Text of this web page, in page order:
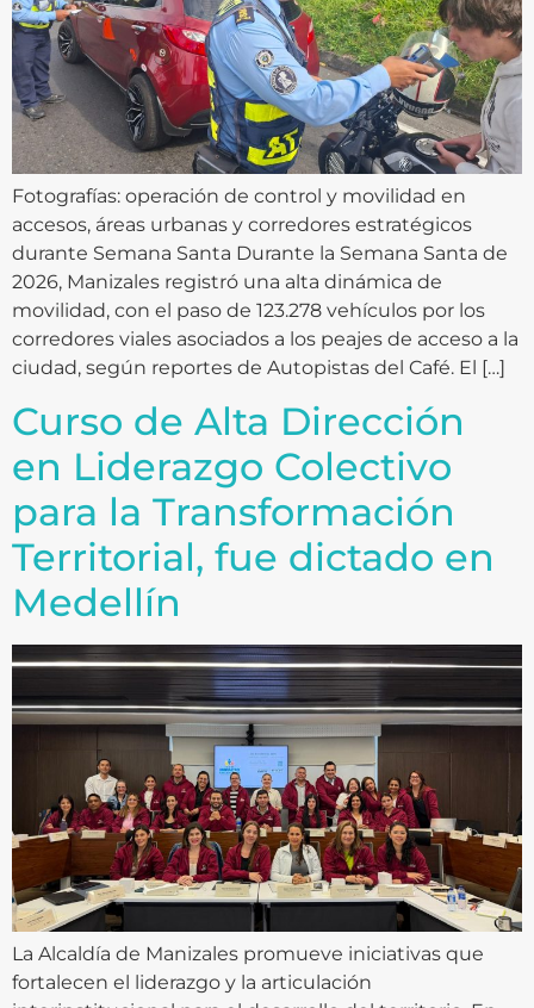
Fotografías: operación de control y movilidad en
accesos, áreas urbanas y corredores estratégicos
durante Semana Santa Durante la Semana Santa de
2026, Manizales registró una alta dinámica de
movilidad, con el paso de 123.278 vehículos por los
corredores viales asociados a los peajes de acceso a la
ciudad, según reportes de Autopistas del Café. El […]
Curso de Alta Dirección
en Liderazgo Colectivo
para la Transformación
Territorial, fue dictado en
Medellín
La Alcaldía de Manizales promueve iniciativas que
fortalecen el liderazgo y la articulación